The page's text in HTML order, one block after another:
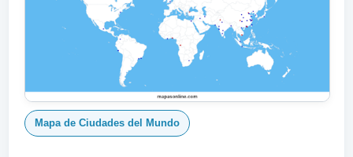
Mapa de Ciudades del Mundo